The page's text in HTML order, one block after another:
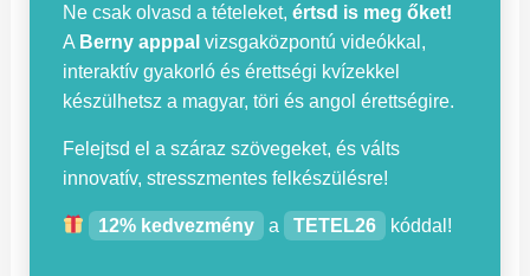
Ne csak olvasd a tételeket,értsd is meg őket!
A Berny apppal vizsgaközpontú videókkal,
interaktív gyakorló és érettségi kvízekkel
készülhetsz a magyar, töri és angol érettségire.
Felejtsd el a száraz szövegeket, és válts
innovatív, stresszmentes felkészülésre!
12% kedvezmény a TETEL26 kóddal!